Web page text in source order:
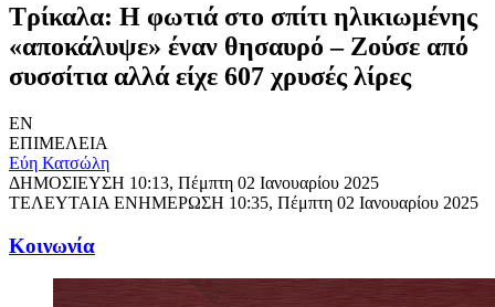
Τρίκαλα: Η φωτιά στο σπίτι ηλικιωμένης
«αποκάλυψε» έναν θησαυρό – Ζούσε από
συσσίτια αλλά είχε 607 χρυσές λίρες
EN
ΕΠΙΜΕΛΕΙΑ
Εύη Κατσώλη
ΔΗΜΟΣΙΕΥΣΗ 10:13, Πέμπτη 02 Ιανουαρίου 2025
ΤΕΛΕΥΤΑΙΑ ΕΝΗΜΕΡΩΣΗ 10:35, Πέμπτη 02 Ιανουαρίου 2025
Κοινωνία